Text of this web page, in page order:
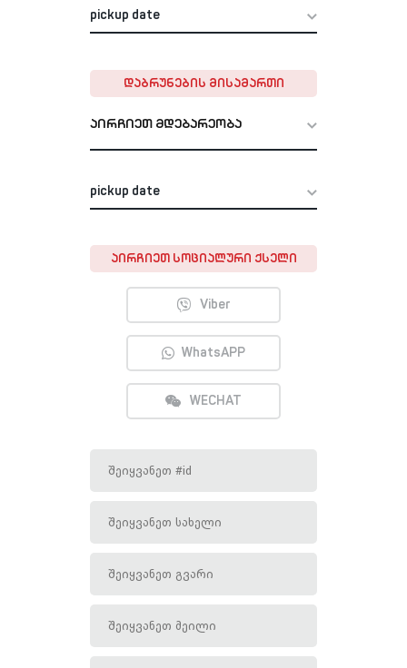
ᲓᲐᲑᲠᲣᲜᲔᲑᲘᲡ ᲛᲘᲡᲐᲛᲐᲠᲗᲘ
აირჩიეთ მდებარეობა
ᲐᲘᲠᲩᲘᲔᲗ ᲡᲝᲪᲘᲐᲚᲣᲠᲘ ᲥᲡᲔᲚᲘ
Viber
WhatsAPP
WECHAT